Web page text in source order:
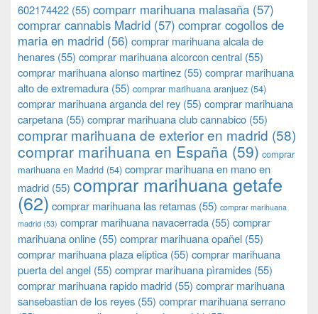
602174422 (55) comparr marihuana malasaña (57)
comprar cannabis Madrid (57) comprar cogollos de
maria en madrid (56) comprar marihuana alcala de
henares (55) comprar marihuana alcorcon central (55)
comprar marihuana alonso martinez (55) comprar marihuana
alto de extremadura (55) comprar marihuana aranjuez (54)
comprar marihuana arganda del rey (55) comprar marihuana
carpetana (55) comprar marihuana club cannabico (55)
comprar marihuana de exterior en madrid (58)
comprar marihuana en España (59) comprar
marihuana en Madrid (54) comprar marihuana en mano en
madrid (55) comprar marihuana getafe
(62) comprar marihuana las retamas (55) comprar marihuana
madrid (53) comprar marihuana navacerrada (55) comprar
marihuana online (55) comprar marihuana opañel (55)
comprar marihuana plaza eliptica (55) comprar marihuana
puerta del angel (55) comprar marihuana pìramides (55)
comprar marihuana rapido madrid (55) comprar marihuana
sansebastian de los reyes (55) comprar marihuana serrano